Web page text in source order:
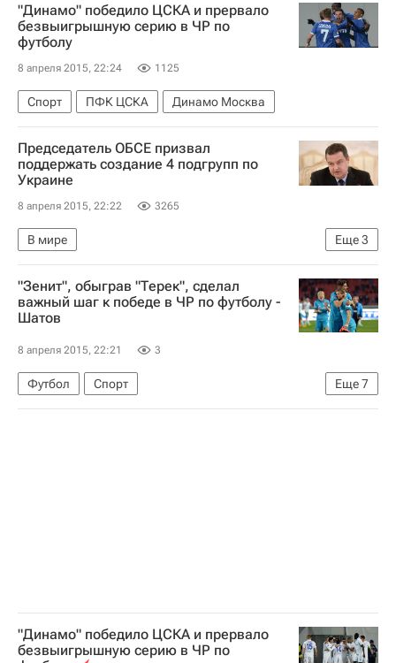
"Динамо" победило ЦСКА и прервало
безвыигрышную серию в ЧР по
футболу
8 апреля 2015, 22:24 1125
Спорт ПФК ЦСКА Динамо Москва
Председатель ОБСЕ призвал
поддержать создание 4 подгрупп по
Украине
8 апреля 2015, 22:22 3265
Еще3
В мире
Переговоры о мире на Украине в 2015 году
Ивица Дачич
ОБСЕ
"Зенит", обыграв "Терек", сделал
важный шаг к победе в ЧР по футболу -
Шатов
8 апреля 2015, 22:21 3
Еще7
Футбол
Спорт
РПЛ 2026-2027 (Чемпионат России по футболу)
"Динамо" победило ЦСКА и прервало
безвыигрышную серию в ЧР по